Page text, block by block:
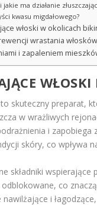
ma działanie
kwasu migdałowego?
włoski w okolicach
wrastania
i zapaleniem
to skuteczny preparat,
w wrażliwych
i
skóry, co wpływa
składniki
co
i